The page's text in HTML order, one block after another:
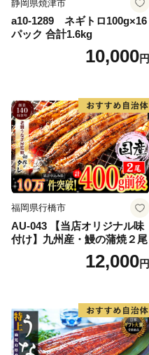
静岡県焼津市
a10-1289 ネギトロ100g×16
パック 合計1.6kg
10,000円
福岡県行橋市
AU-043 【当店オリジナル味
付け】九州産・鰻の蒲焼２尾
12,000円